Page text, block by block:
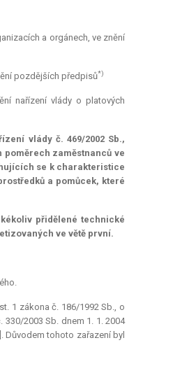
a orgánech, ve znění
pozdějších předpisů*)
nařízení vlády o platových
vlády č. 469/2002 Sb.,
zaměstnanců ve
se k charakteristice
a pomůcek, které
přidělené technické
ve větě první.
1 zákona č. 186/1992 Sb., o
2003 Sb. dnem 1. 1. 2004
Důvodem tohoto zařazení byl